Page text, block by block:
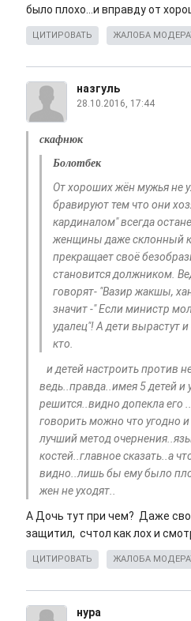
было плохо...и вправду от
ЦИТИРОВАТЬ ЖАЛОБА
назгуль
28.10.2016, 17:44
скафнюк
Болотбек
От хороших жён мужья не
бравируют тем что они
кардиналом" всегда
женщины даже склонный
прекращает своё
становится должником.
говорят- "Вазир жакшы,
значит -" Если министр
удалец"! А дети вырастут
кто.
и детей настроить против
ведь..правда..имея 5 детей и
решится..видно допекла его
говорить можно что угодно
лучший метод
костей..главное сказать..а
видно..лишь бы ему было
жен не уходят..
А Дочь тут при чем? Даже
защитил, счтол как лох и
ЦИТИРОВАТЬ ЖАЛОБА
нура